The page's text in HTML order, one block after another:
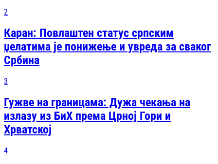
2
Каран: Повлаштен статус српским
џелатима је понижење и увреда за сваког
Србина
3
Гужве на границама: Дужа чекања на
излазу из БиХ према Црној Гори и
Хрватској
4